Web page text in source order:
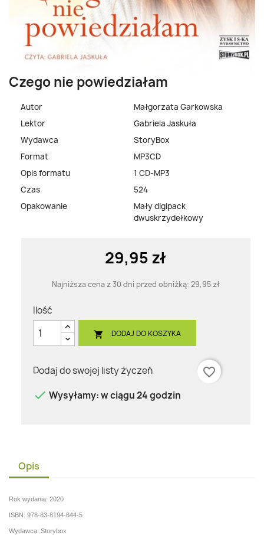
Czego nie powiedziałam
Autor
Małgorzata Garkowska
Lektor
Gabriela Jaskuła
Wydawca
StoryBox
Format
MP3CD
Opis formatu
1 CD-MP3
Czas
524
Opakowanie
Mały digipack
dwuskrzydełkowy
29,95 zł
Najniższa cena z 30 dni przed obniżką: 29,95 zł
Ilość
 DODAJ DO KOSZYKA
Dodaj do swojej listy życzeń
favorite_border
 Wysyłamy: w ciągu 24 godzin
Opis
Rok wydania: 2020
ISBN: 978-83-8194-644-5
Wydawca: Storybox